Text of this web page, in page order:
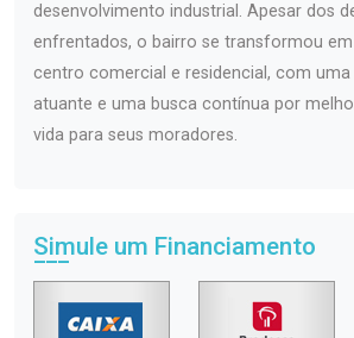
desenvolvimento industrial. Apesar dos
enfrentados, o bairro se transformou
centro comercial e residencial, com
atuante e uma busca contínua por
vida para seus moradores.
Simule um Financiamento